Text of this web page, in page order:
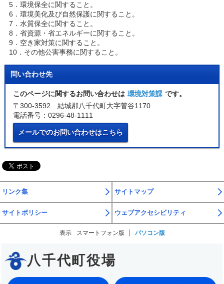
5．環境保全に関すること。
6．環境美化及び自然保護に関すること。
7．水質保全に関すること。
8．省資源・省エネルギーに関すること。
9．空き家対策に関すること。
10．その他公害事務に関すること。
問い合わせ先
このページに関するお問い合わせは 環境対策課 です。
〒300-3592 結城郡八千代町大字菅谷1170
電話番号：0296-48-1111
メールでのお問い合わせはこちら
リンク集 サイトマップ
サイトポリシー ウェブアクセシビリティ
表示 スマートフォン版 パソコン版
八千代町役場